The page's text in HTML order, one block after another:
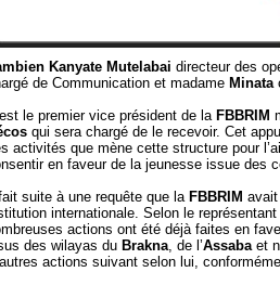
Kanyate Mutelabai directeur des
de Communication et madame Minata
le premier vice président de la FBBRIM
qui sera chargé de le recevoir. Cet
activités que mène cette structure pour
en faveur de la jeunesse issue des
fait suite à une requête que la FBBRIM
internationale. Selon le
actions ont été déjà faites en
des wilayas du Brakna, de l’Assabaet
actions suivant selon lui,